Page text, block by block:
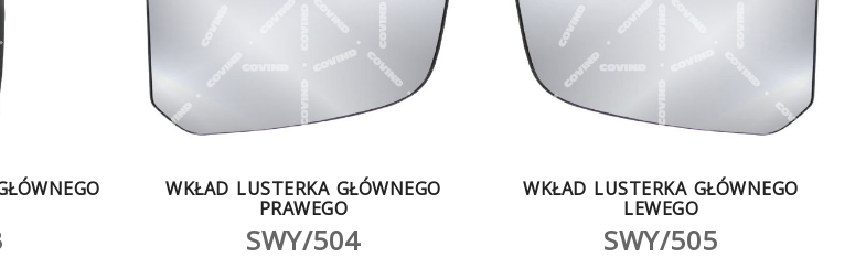
WKŁAD LUSTERKA GŁÓWNEGO
PRAWEGO
SWY/504
WKŁAD LUSTERKA GŁÓWNEGO
LEWEGO
SWY/505